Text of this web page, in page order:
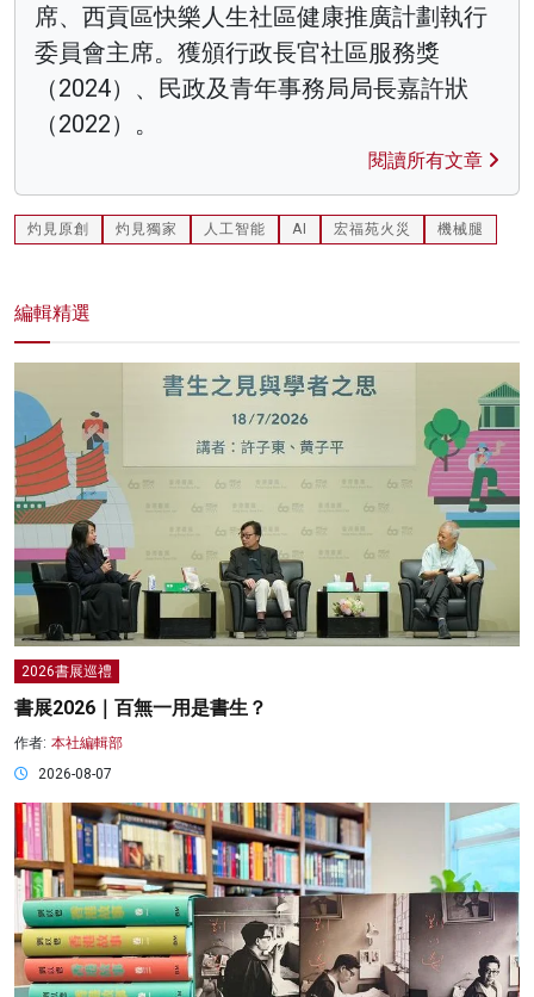
席、西貢區快樂人生社區健康推廣計劃執行
委員會主席。獲頒行政長官社區服務獎
（2024）、民政及青年事務局局長嘉許狀
（2022）。
閱讀所有文章
灼見原創 灼見獨家 人工智能 AI 宏福苑火災 機械腿
編輯精選
2026書展巡禮
書展2026｜百無一用是書生？
作者: 本社編輯部
2026-08-07